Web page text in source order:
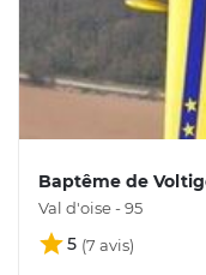
Baptême de
Val d'oise - 95
5